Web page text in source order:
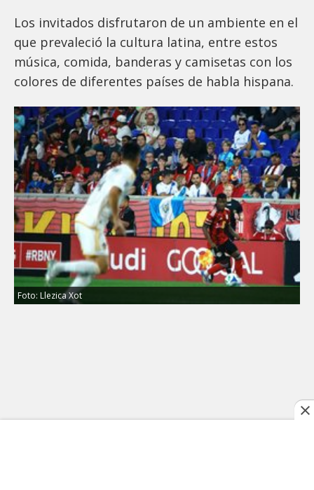
Los invitados disfrutaron de un ambiente en el
que prevaleció la cultura latina, entre estos
música, comida, banderas y camisetas con los
colores de diferentes países de habla hispana.
Foto: Llezica Xot